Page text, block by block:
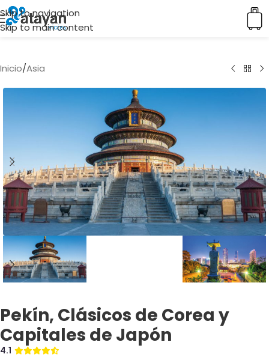
Skip to navigation
Skip to main content
Inicio/Asia
Pekín, Clásicos de Corea y
Capitales de Japón
4.1